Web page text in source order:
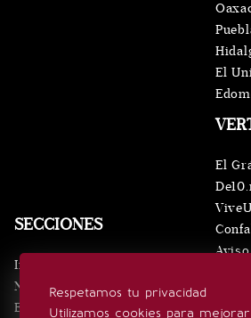
Respetamos tu privacidad
Utilizamos cookies para
SECCIONES
Inicio
Noticias
Eventos
El
El